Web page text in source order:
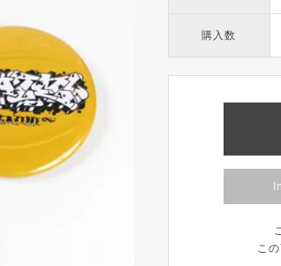
購入数
こ